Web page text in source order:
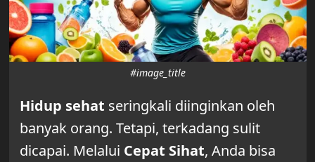
#image_title
Hidup sehat seringkali diinginkan oleh
banyak orang. Tetapi, terkadang sulit
dicapai. Melalui Cepat Sihat, Anda bisa